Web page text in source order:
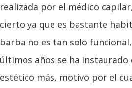
realizada por el médico
cierto ya que es bastante
barba no es tan solo
últimos años se ha instaurado
estético más, motivo por el